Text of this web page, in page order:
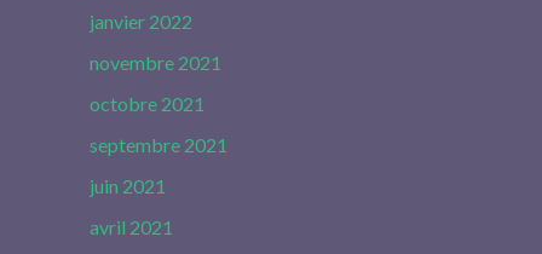
janvier 2022
novembre 2021
octobre 2021
septembre 2021
juin 2021
avril 2021